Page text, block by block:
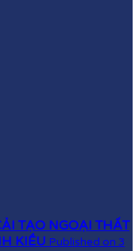
TẠO NGOẠI THẤT
KIỀU Published on 3